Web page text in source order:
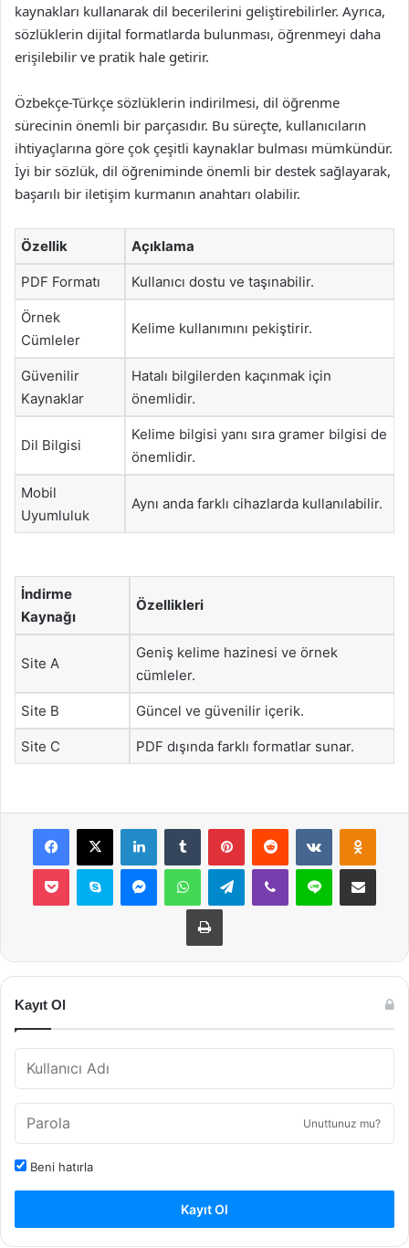
kaynakları kullanarak dil becerilerini geliştirebilirler. Ayrıca,
sözlüklerin dijital formatlarda bulunması, öğrenmeyi daha
erişilebilir ve pratik hale getirir.
Özbekçe-Türkçe sözlüklerin indirilmesi, dil öğrenme
sürecinin önemli bir parçasıdır. Bu süreçte, kullanıcıların
ihtiyaçlarına göre çok çeşitli kaynaklar bulması mümkündür.
İyi bir sözlük, dil öğreniminde önemli bir destek sağlayarak,
başarılı bir iletişim kurmanın anahtarı olabilir.
Özellik Açıklama
PDF Formatı Kullanıcı dostu ve taşınabilir.
Örnek
Cümleler
Kelime kullanımını pekiştirir.
Güvenilir
Kaynaklar
Hatalı bilgilerden kaçınmak için
önemlidir.
Dil Bilgisi
Kelime bilgisi yanı sıra gramer bilgisi de
önemlidir.
Mobil
Uyumluluk
Aynı anda farklı cihazlarda kullanılabilir.
İndirme
Kaynağı
Özellikleri
Site A
Geniş kelime hazinesi ve örnek
cümleler.
Site B Güncel ve güvenilir içerik.
Site C PDF dışında farklı formatlar sunar.
Facebook
X LinkedInTumblr PinterestReddit VKontakte
Pocket Skype MessengerWhatsAppTelegramViber Line E-Posta ile
Yazdır
Kayıt Ol
Unuttunuz mu?
Beni hatırla
Kayıt Ol